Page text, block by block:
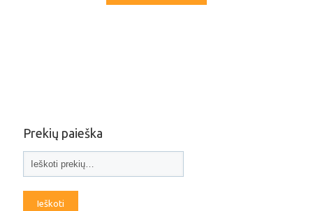
Prekių paieška
Ieškoti